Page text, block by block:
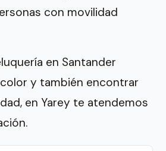
con movilidad
en Santander
y también encontrar
en Yarey te atendemos